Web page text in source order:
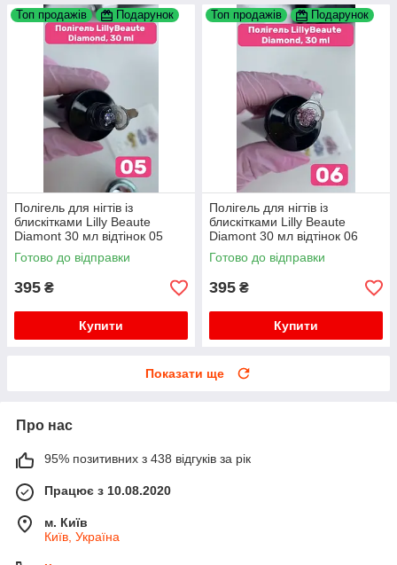
Топ продажів Подарунок
Полігель для нігтів із
блискітками Lilly Beaute
Diamont 30 мл відтінок 05
Готово до відправки
395 ₴
Купити
Топ продажів Подарунок
Полігель для нігтів із
блискітками Lilly Beaute
Diamont 30 мл відтінок 06
Готово до відправки
395 ₴
Купити
Показати ще
Про нас
95% позитивних з 438 відгуків за рік
Працює з 10.08.2020
м. Київ
Київ, Україна